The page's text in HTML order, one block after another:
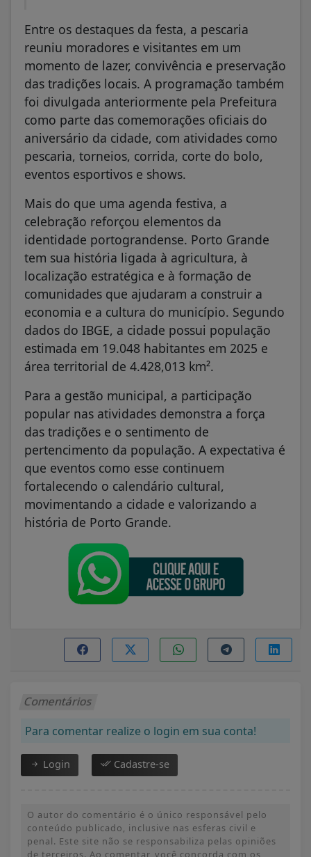
Entre os destaques da festa, a pescaria
reuniu moradores e visitantes em um
momento de lazer, convivência e preservação
das tradições locais. A programação também
foi divulgada anteriormente pela Prefeitura
como parte das comemorações oficiais do
aniversário da cidade, com atividades como
pescaria, torneios, corrida, corte do bolo,
eventos esportivos e shows.
Mais do que uma agenda festiva, a
celebração reforçou elementos da
identidade portograndense. Porto Grande
tem sua história ligada à agricultura, à
localização estratégica e à formação de
comunidades que ajudaram a construir a
economia e a cultura do município. Segundo
dados do IBGE, a cidade possui população
estimada em 19.048 habitantes em 2025 e
área territorial de 4.428,013 km².
Para a gestão municipal, a participação
popular nas atividades demonstra a força
das tradições e o sentimento de
pertencimento da população. A expectativa é
que eventos como esse continuem
fortalecendo o calendário cultural,
movimentando a cidade e valorizando a
história de Porto Grande.
Comentários
Para comentar realize o login em sua conta!
Login Cadastre-se
O autor do comentário é o único responsável pelo
conteúdo publicado, inclusive nas esferas civil e
penal. Este site não se responsabiliza pelas opiniões
de terceiros. Ao comentar, você concorda com os